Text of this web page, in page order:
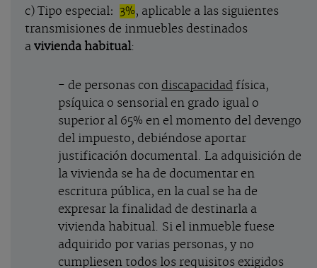
c) Tipo especial: 3%, aplicable a las siguientes
transmisiones de inmuebles destinados
a vivienda habitual:
- de personas con discapacidad física,
psíquica o sensorial en grado igual o
superior al 65% en el momento del devengo
del impuesto, debiéndose aportar
justificación documental. La adquisición de
la vivienda se ha de documentar en
escritura pública, en la cual se ha de
expresar la finalidad de destinarla a
vivienda habitual. Si el inmueble fuese
adquirido por varias personas, y no
cumpliesen todos los requisitos exigidos